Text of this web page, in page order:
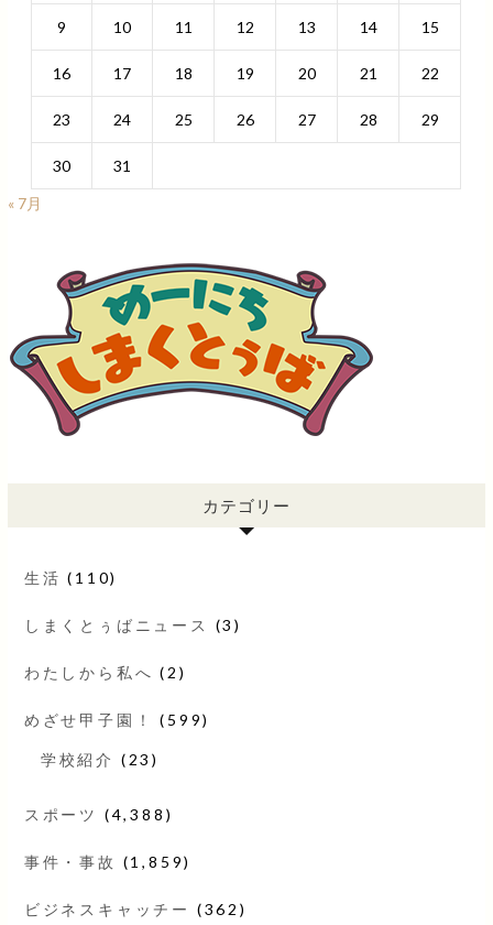
9 10 11 12 13 14 15
16 17 18 19 20 21 22
23 24 25 26 27 28 29
30
31
« 7月
カテゴリー
生活 (110)
しまくとぅばニュース (3)
わたしから私へ (2)
めざせ甲子園！ (599)
学校紹介 (23)
スポーツ (4,388)
事件・事故 (1,859)
ビジネスキャッチー (362)